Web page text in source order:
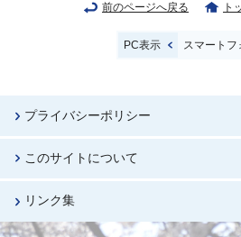
前のページへ戻る ト
PC表示 スマートフ
プライバシーポリシー
このサイトについて
リンク集